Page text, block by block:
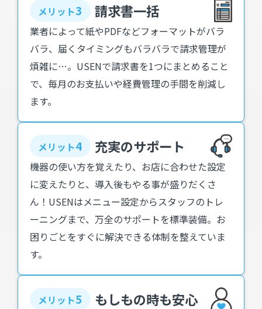
メリット3 請求書一括
業者によって紙やPDFなどフォーマットがバラ
バラ、届くタイミングもバラバラで請求管理が
煩雑に…。USENで請求書を1つにまとめること
で、毎月のお支払いや経費管理の手間を削減し
ます。
メリット4 充実のサポート
機器の使い方を覚えたり、お店に合わせた設定
に変えたりと、導入後もやる事が盛りだくさ
ん！USENはメニュー設定からスタッフのトレ
ーニングまで、万全のサポートを標準装備。お
困りごとをすぐに解決できる体制を整えていま
す。
メリット5 もしもの時も安心